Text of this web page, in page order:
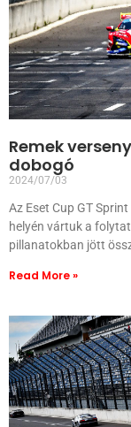
Remek
dobogó
2024/07/03
Az Eset Cup GT
helyén vártuk a
pillanatokban jött
Read More »